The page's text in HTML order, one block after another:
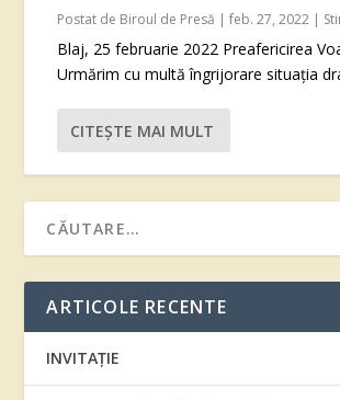
Postat de Biroul de Presă |feb. 27, 2022 |
Blaj, 25 februarie 2022 Preafericirea
Urmărim cu multă îngrijorare situația
CITEŞTE MAI MULT
ARTICOLE RECENTE
INVITAȚIE